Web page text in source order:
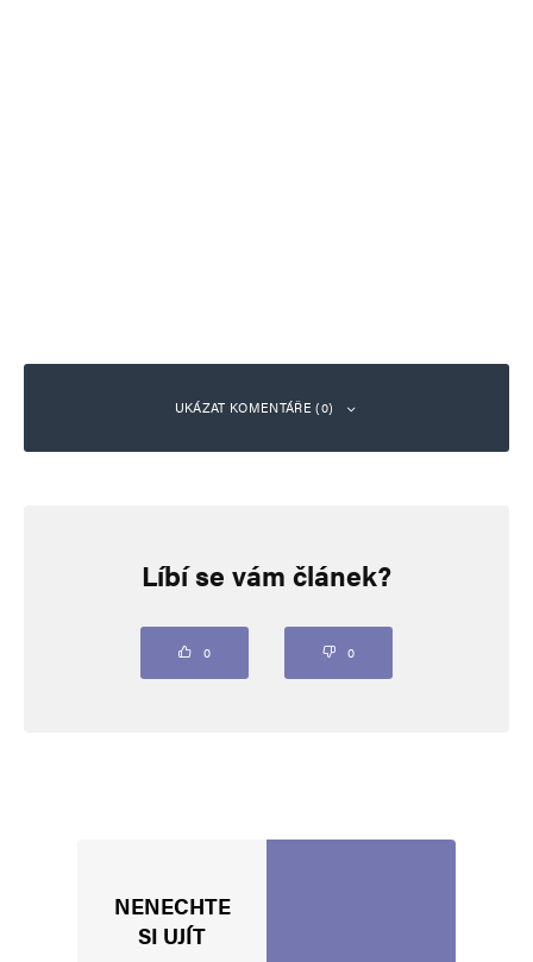
UKÁZAT KOMENTÁŘE (0)
Vaše e-mailová adresa nebude zveřejněna. Vyžadované informace jsou
Líbí se vám článek?
0 0
NENECHTE
SI UJÍT